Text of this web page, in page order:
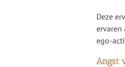
Deze
ervaren
ego-
Angst